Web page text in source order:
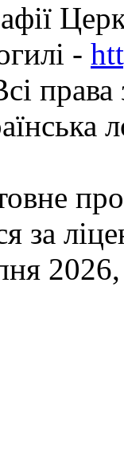
-
за